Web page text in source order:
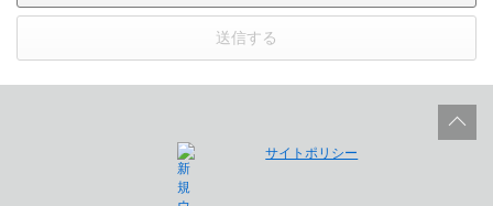
送信する
サイトポリシー